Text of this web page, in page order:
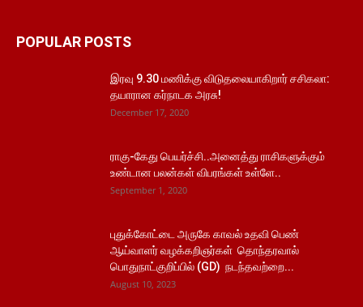
POPULAR POSTS
இரவு 9.30 மணிக்கு விடுதலையாகிறார் சசிகலா:
தயாரான கர்நாடக அரசு!
December 17, 2020
ராகு-கேது பெயர்ச்சி..அனைத்து ராசிகளுக்கும்
உண்டான பலன்கள் விபரங்கள் உள்ளே..
September 1, 2020
புதுக்கோட்டை அருகே காவல் உதவி பெண்
ஆய்வாளர் வழக்கறிஞர்கள் தொந்தரவால்
பொதுநாட்குறிப்பில் (GD) நடந்தவற்றை...
August 10, 2023